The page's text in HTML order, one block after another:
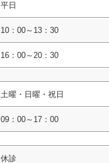
平日
10：00～13：30
16：00～20：30
土曜・日曜・祝日
09：00～17：00
休診